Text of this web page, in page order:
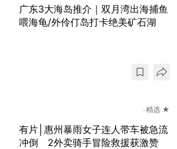
广东3大海岛推介｜双月湾出海捕鱼
喂海龟/外伶仃岛打卡绝美矿石湖
精选 ★
有片│惠州暴雨女子连人带车被急流
冲倒 2外卖骑手冒险救援获激赞